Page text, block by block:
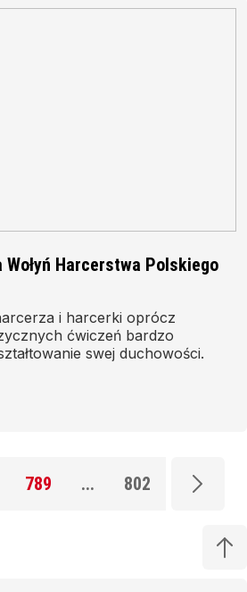
Paula Younga i Dawida
Twerdynia z Łucka
również uczestniczył w
Harcerstwa Polskiego
i harcerki oprócz
ćwiczeń bardzo
swej duchowości.
789 ... 802